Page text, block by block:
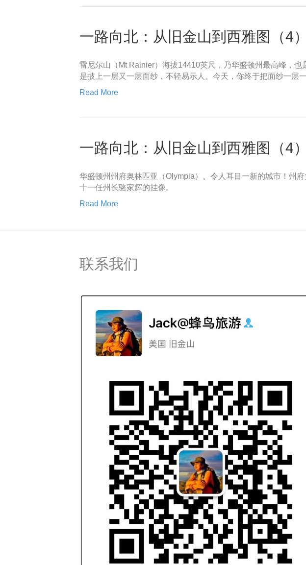
一路向北：从旧金山到西雅图（4
雷尼尔山（Mt Rainier）海拔14410英尺，乃华盛顿州最高峰，
是披上一层又一层面纱，不轻易示人。今天，你终于把面纱一层
Read More
一路向北：从旧金山到西雅图（4
华盛顿州州府奥林匹亚（Olympia）。令人耳目一新的城市！州
十一任州长骆家辉的挂像。
Read More
联系我们